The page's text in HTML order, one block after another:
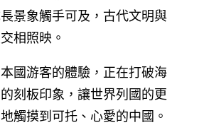
景象觸手可及，古代文明與
相照映。
國游客的體驗，正在打破海
刻板印象，讓世界列國的更
觸摸到可托、心愛的中國。